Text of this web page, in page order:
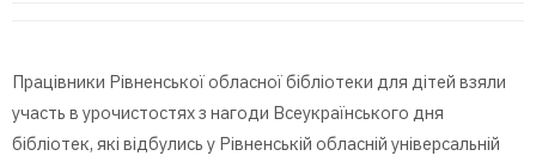
Працівники Рівненської обласної бібліотеки для дітей взяли
участь в урочистостях з нагоди Всеукраїнського дня
бібліотек, які відбулись у Рівненській обласній універсальній